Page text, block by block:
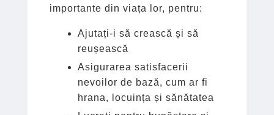
importante din viața lor, pentru:
Ajutați-i să crească și să
reușească
Asigurarea satisfacerii
nevoilor de bază, cum ar fi
hrana, locuința și sănătatea